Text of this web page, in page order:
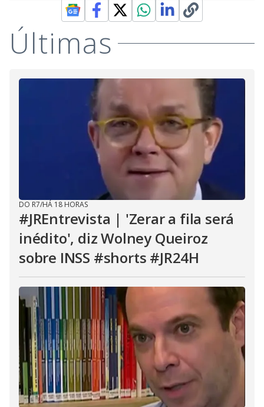
Últimas
DO R7/HÁ 18 HORAS
#JREntrevista | 'Zerar a fila será
inédito', diz Wolney Queiroz
sobre INSS #shorts #JR24H